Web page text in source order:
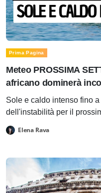
Prima Pagina
Meteo PROSSIMA
africano dominerà
Sole e caldo intenso fino
dell'instabilità per il
Elena Rava